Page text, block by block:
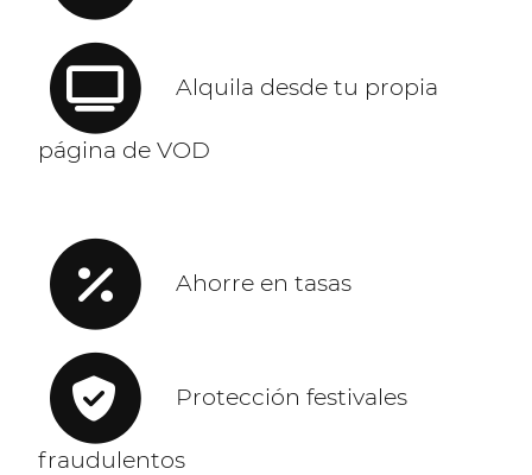
Alquila desde tu propia
página de VOD
Ahorre en tasas
Protección festivales
fraudulentos